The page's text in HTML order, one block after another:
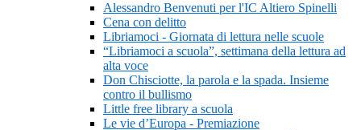
Alessandro Benvenuti per l'IC Altiero Spinelli
Cena con delitto
Libriamoci - Giornata di lettura nelle scuole
“Libriamoci a scuola”, settimana della lettura ad
alta voce
Don Chisciotte, la parola e la spada. Insieme
contro il bullismo
Little free library a scuola
Le vie d’Europa - Premiazione